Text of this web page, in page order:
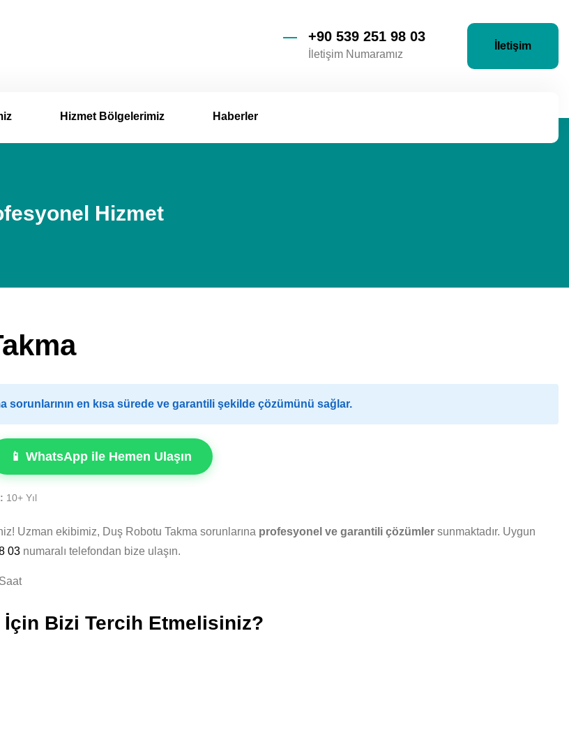
+90 539 251 98 03
İletişim Numaramız
İletişim
Hizmet Bölgelerimiz Haberler
Hizmet
en kısa sürede ve garantili şekilde çözümünü sağlar.
📱 WhatsApp ile Hemen Ulaşın
10+ Yıl
Uzman ekibimiz, Duş Robotu Takma sorunlarına profesyonel ve garantili çözümler sunmaktadır. Uygun
03 numaralı telefondan bize ulaşın.
Bizi Tercih Etmelisiniz?